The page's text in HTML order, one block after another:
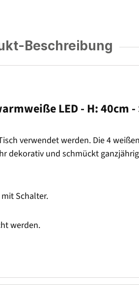
Beschreibung
LED - H: 40cm
verwendet werden. Die 4
dekorativ und schmückt
Schalter.
werden.